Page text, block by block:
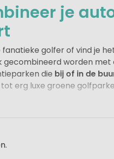
je
fanatieke golfer of vind je
gecombineerd worden met
die bij of in de
erg luxe groene
kan makkelijk
ronde speelt tijdens je
én sportieve
een stijlvolle